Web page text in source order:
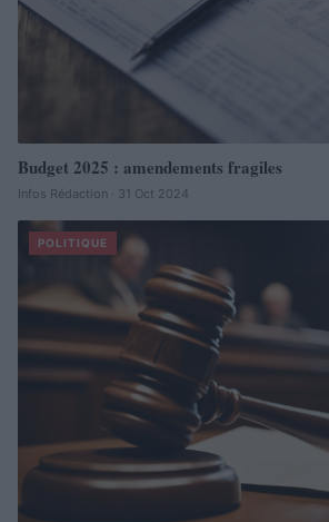
Budget 2025 : amendements fragiles
Infos Rédaction · 31 Oct 2024
POLITIQUE